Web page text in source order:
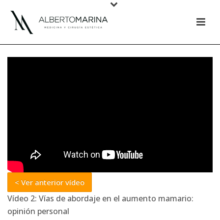
< Ver anterior vídeo
Vídeo 2: Vías de abordaje en el aumento mamario:
opinión personal